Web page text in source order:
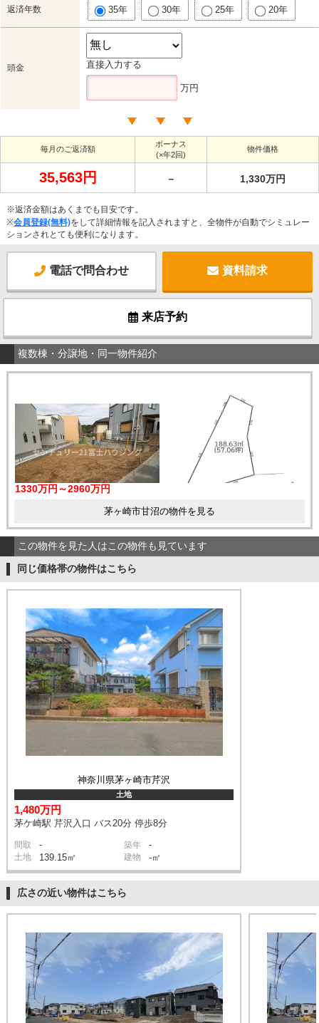
返済年数 35年 30年 25年 20年
頭金 直接入力する
万円
毎月のご返済額
ボーナス
(×年2回)
物件価格
35,563円 － 1,330万円
※返済金額はあくまでも目安です。
※会員登録(無料)をして詳細情報を記入されますと、全物件が自動でシミュレー
ションされとても便利になります。
電話で問合わせ 資料請求
来店予約
複数棟・分譲地・同一物件紹介
1330万円～2960万円
茅ヶ崎市甘沼の物件を見る
この物件を見た人はこの物件も見ています
同じ価格帯の物件はこちら
神奈川県茅ヶ崎市芹沢
土地
1,480万円
茅ケ崎駅 芹沢入口 バス20分 停歩8分
間取 - 築年 -
土地 139.15㎡ 建物 -㎡
広さの近い物件はこちら